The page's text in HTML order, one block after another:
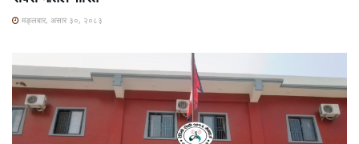
मङ्लबार, असार ३०, २०८३